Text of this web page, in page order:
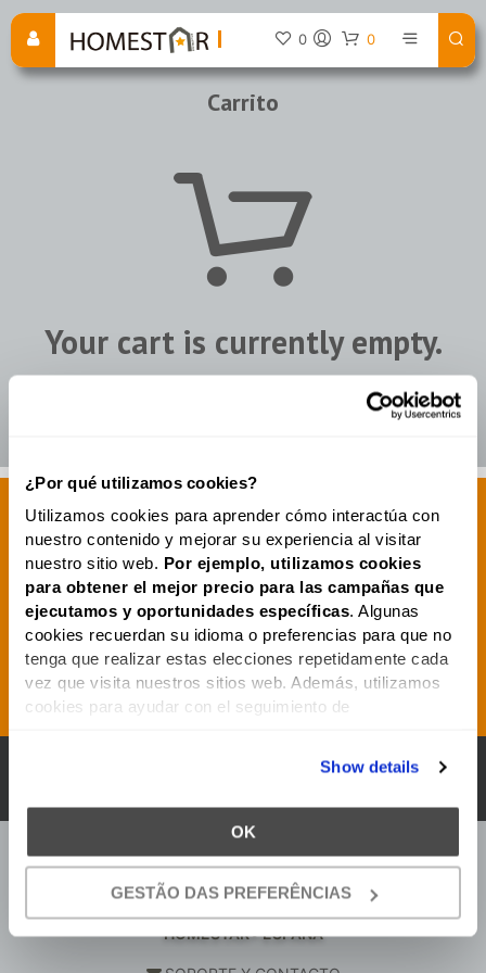
¿Por qué utilizamos cookies?
Utilizamos cookies para aprender cómo interactúa con
nuestro contenido y mejorar su experiencia al visitar
nuestro sitio web. Por ejemplo, utilizamos cookies
para obtener el mejor precio para las campañas que
ejecutamos y oportunidades específicas. Algunas
cookies recuerdan su idioma o preferencias para que no
tenga que realizar estas elecciones repetidamente cada
vez que visita nuestros sitios web. Además, utilizamos
cookies para ayudar con el seguimiento de
sitio(s) web. Podemos utilizar lo que aprendemos sobre
publicar anuncios dirigidos en sitios web de terceros en
servicios y ofrecerle el mejor precio y servicio.
Show details
OK
GESTÃO DAS PREFERÊNCIAS
0 0
Carrito
Your cart is currently empty.
FOLLETO
AVISOLEGAL
OPINIÓNDENUESTROSCLIENTES
HOMESTAR® ESPAÑA